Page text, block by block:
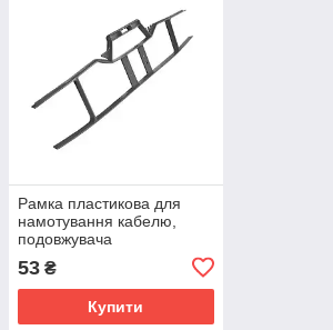
Рамка пластикова для
намотування кабелю,
подовжувача
53 ₴
Купити